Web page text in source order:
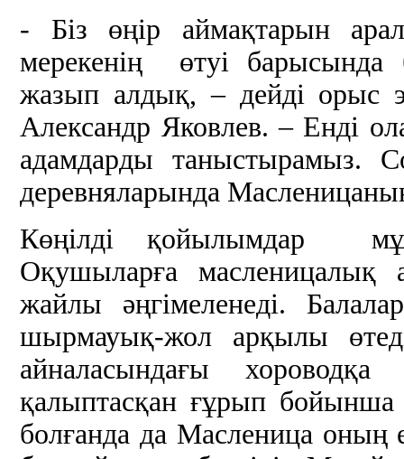
- Біз өңір аймақтарын
мерекенің өтуі барысында
жазып алдық, – дейді орыс
Александр Яковлев. – Енді
адамдарды таныстырамыз.
деревняларында
Көңілді қойылымдар
Оқушыларға масленицалық
жайлы әңгімеленеді.
шырмауық-жол арқылы
айналасындағы
қалыптасқан ғұрып
болғанда да Масленица оның